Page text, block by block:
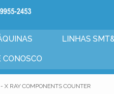
LINHAS
CONOSCO
X RAY COMPONENTS COUNTER